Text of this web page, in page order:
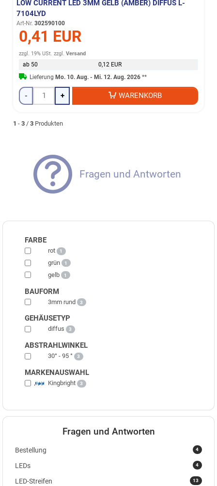
LOW CURRENT LED 3MM GELB (AMBER) DIFFUS L-
7104LYD
Art-Nr. 302590100
0,41 EUR
zzgl. 19% USt. zzgl.Versand
ab 50
0,12 EUR
Lieferung Mo. 10. Aug. - Mi. 12. Aug. 2026 **
- + WARENKORB
1 - 3/ 3Produkten
Fragen und Antworten
FARBE
rot 1
grün 1
gelb 1
BAUFORM
3mm rund 3
GEHÄUSETYP
diffus 3
ABSTRAHLWINKEL
30° - 95 ° 3
MARKENAUSWAHL
Kingbright 3
Fragen und Antworten
4
Bestellung
4
LEDs
13
LED-Streifen